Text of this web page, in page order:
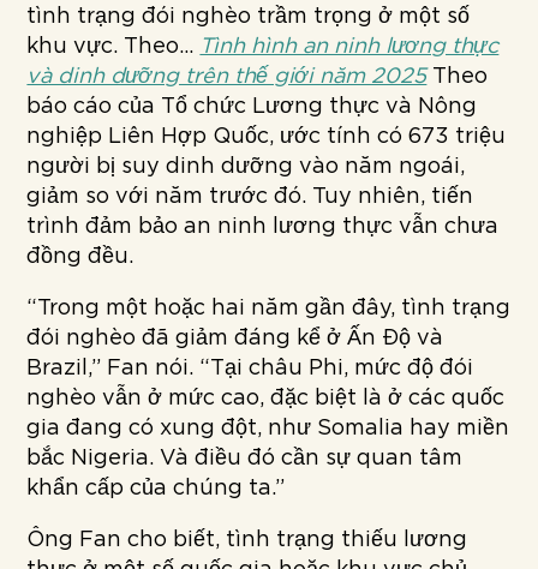
tình trạng đói nghèo trầm trọng ở một số
khu vực. Theo... Tình hình an ninh lương thực
và dinh dưỡng trên thế giới năm 2025Theo
báo cáo của Tổ chức Lương thực và Nông
nghiệp Liên Hợp Quốc, ước tính có 673 triệu
người bị suy dinh dưỡng vào năm ngoái,
giảm so với năm trước đó. Tuy nhiên, tiến
trình đảm bảo an ninh lương thực vẫn chưa
đồng đều.
“Trong một hoặc hai năm gần đây, tình trạng
đói nghèo đã giảm đáng kể ở Ấn Độ và
Brazil,” Fan nói. “Tại châu Phi, mức độ đói
nghèo vẫn ở mức cao, đặc biệt là ở các quốc
gia đang có xung đột, như Somalia hay miền
bắc Nigeria. Và điều đó cần sự quan tâm
khẩn cấp của chúng ta.”
Ông Fan cho biết, tình trạng thiếu lương